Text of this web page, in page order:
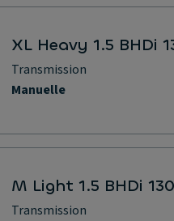
XL Heavy 1.5 BHDi
Transmission
Manuelle
M Light 1.5 BHDi
Transmission